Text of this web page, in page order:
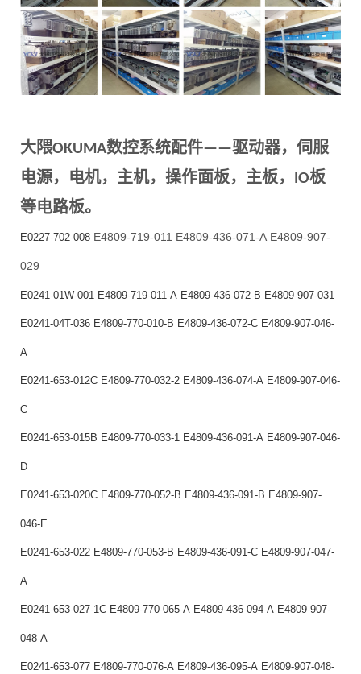
大隈OKUMA数控系统配件——驱动器，伺服
电源，电机，主机，操作面板，主板，IO板
等电路板。
E0227-702-008 E4809-719-011 E4809-436-071-A E4809-907-
029
E0241-01W-001 E4809-719-011-A E4809-436-072-B E4809-907-031
E0241-04T-036 E4809-770-010-B E4809-436-072-C E4809-907-046-
A
E0241-653-012C E4809-770-032-2 E4809-436-074-A E4809-907-046-
C
E0241-653-015B E4809-770-033-1 E4809-436-091-A E4809-907-046-
D
E0241-653-020C E4809-770-052-B E4809-436-091-B E4809-907-
046-E
E0241-653-022 E4809-770-053-B E4809-436-091-C E4809-907-047-
A
E0241-653-027-1C E4809-770-065-A E4809-436-094-A E4809-907-
048-A
E0241-653-077 E4809-770-076-A E4809-436-095-A E4809-907-048-